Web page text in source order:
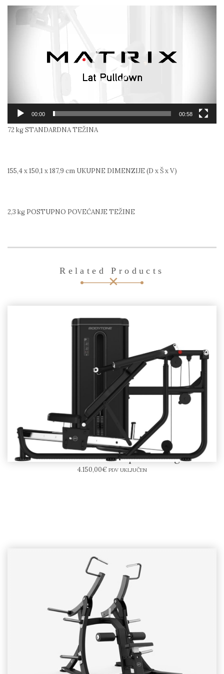
videozapisa
00:00 00:58
72 kgSTANDARDNA TEŽINA
155,4 x 150,1 x 187,9 cm UKUPNE DIMENZIJE (D x Š x V)
2,3 kg POSTUPNO POVEĆANJE TEŽINE
Related Products
BODYTONE Multipress 80kg
4.150,00€ PDV UKLJUČEN